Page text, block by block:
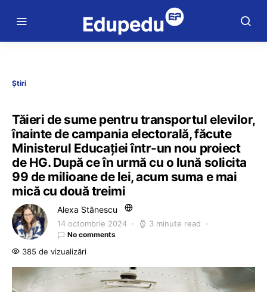
Știri
Tăieri de sume pentru transportul elevilor,
înainte de campania electorală, făcute
Ministerul Educației într-un nou proiect
de HG. După ce în urmă cu o lună solicita
99 de milioane de lei, acum suma e mai
mică cu două treimi
Alexa Stănescu
14 octombrie 2024 3 minute read
No comments
385 de vizualizări